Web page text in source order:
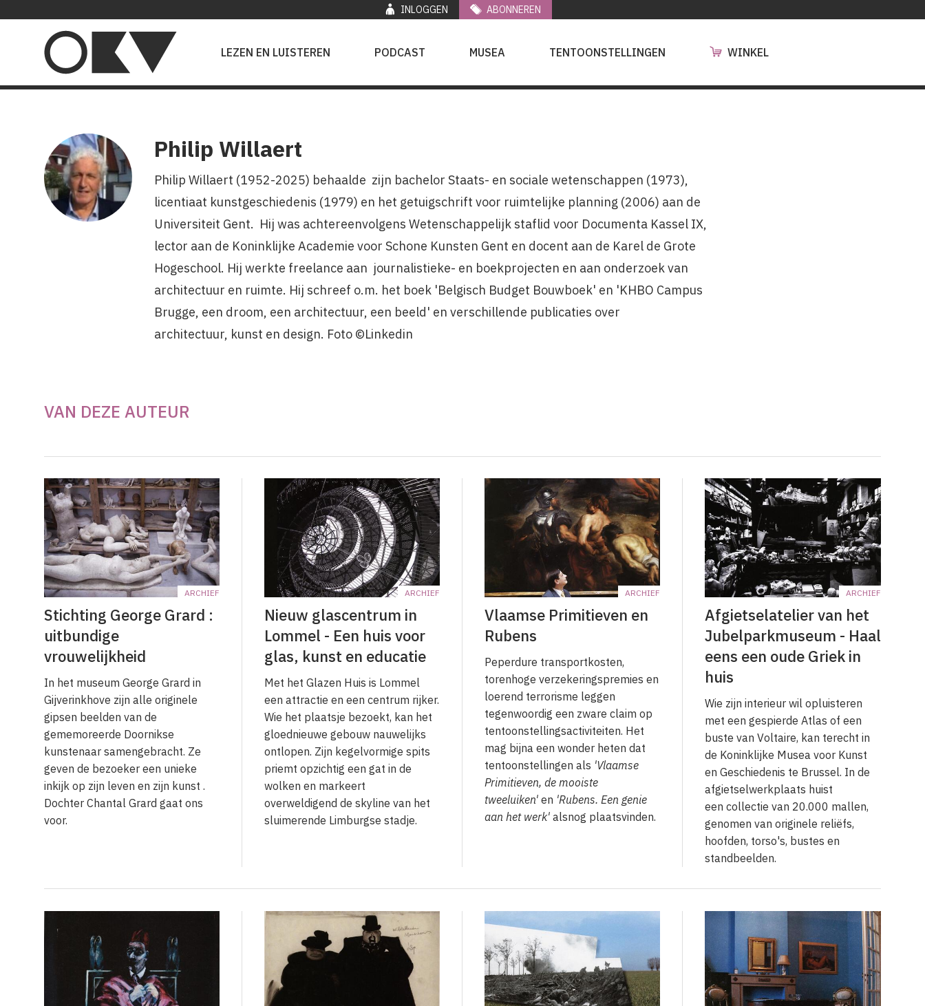
INLOGGEN ABONNEREN
navigation
LEZEN EN LUISTEREN PODCAST MUSEA TENTOONSTELLINGEN WINKEL
Philip Willaert
Philip Willaert (1952-2025) behaalde zijn bachelor Staats- en sociale wetenschappen (1973),
licentiaat kunstgeschiedenis (1979) en het getuigschrift voor ruimtelijke planning (2006) aan de
Universiteit Gent. Hij was achtereenvolgens Wetenschappelijk staflid voor Documenta Kassel IX,
lector aan de Koninklijke Academie voor Schone Kunsten Gent en docent aan de Karel de Grote
Hogeschool. Hij werkte freelance aan journalistieke- en boekprojecten en aan onderzoek van
architectuur en ruimte. Hij schreef o.m. het boek 'Belgisch Budget Bouwboek' en 'KHBO Campus
Brugge, een droom, een architectuur, een beeld' en verschillende publicaties over
architectuur, kunst en design. Foto ©Linkedin
VAN DEZE AUTEUR
ARCHIEF
Stichting George Grard :
uitbundige
vrouwelijkheid
In het museum George Grard in
Gijverinkhove zijn alle originele
gipsen beelden van de
gememoreerde Doornikse
kunstenaar samengebracht. Ze
geven de bezoeker een unieke
inkijk op zijn leven en zijn kunst .
Dochter Chantal Grard gaat ons
voor.
ARCHIEF
Nieuw glascentrum in
Lommel - Een huis voor
glas, kunst en educatie
Met het Glazen Huis is Lommel
een attractie en een centrum rijker.
Wie het plaatsje bezoekt, kan het
gloednieuwe gebouw nauwelijks
ontlopen. Zijn kegelvormige spits
priemt opzichtig een gat in de
wolken en markeert
overweldigend de skyline van het
sluimerende Limburgse stadje.
ARCHIEF
Vlaamse Primitieven en
Rubens
Peperdure transportkosten,
torenhoge verzekeringspremies en
loerend terrorisme leggen
tegenwoordig een zware claim op
tentoonstellingsactiviteiten. Het
mag bijna een wonder heten dat
tentoonstellingen als 'Vlaamse
Primitieven, de mooiste
tweeluiken' en 'Rubens. Een genie
aan het werk' alsnog plaatsvinden.
ARCHIEF
Afgietselatelier van het
Jubelparkmuseum - Haal
eens een oude Griek in
huis
Wie zijn interieur wil opluisteren
met een gespierde Atlas of een
buste van Voltaire, kan terecht in
de Koninklijke Musea voor Kunst
en Geschiedenis te Brussel. In de
afgietselwerkplaats huist
een collectie van 20.000 mallen,
genomen van originele reliëfs,
hoofden, torso's, bustes en
standbeelden.